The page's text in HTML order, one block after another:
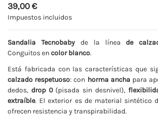
39,00 €
Impuestos incluidos
Sandalia Tecnobabyde la líneade
Conguitos encolor blanco.
Está fabricada con las características que
calzado respetuoso: con horma ancha para
dedos, drop 0 (pisada sin desnivel),
extraíble. El exterior es de material sintético
ofrecen resistencia y transpirabilidad.